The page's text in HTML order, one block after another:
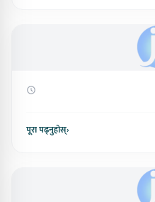
पूरा पढ्नुहोस्›